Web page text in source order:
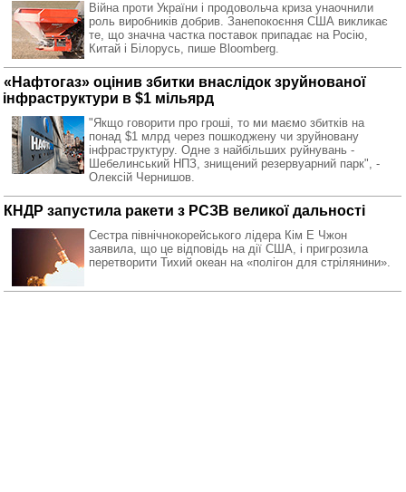
Війна проти України і продовольча криза унаочнили
роль виробників добрив. Занепокоєння США викликає
те, що значна частка поставок припадає на Росію,
Китай і Білорусь, пише Bloomberg.
«Нафтогаз» оцінив збитки внаслідок зруйнованої
інфраструктури в $1 мільярд
"Якщо говорити про гроші, то ми маємо збитків на
понад $1 млрд через пошкоджену чи зруйновану
інфраструктуру. Одне з найбільших руйнувань -
Шебелинський НПЗ, знищений резервуарний парк", -
Олексій Чернишов.
КНДР запустила ракети з РСЗВ великої дальності
Сестра північнокорейського лідера Кім Е Чжон
заявила, що це відповідь на дії США, і пригрозила
перетворити Тихий океан на «полігон для стрілянини».